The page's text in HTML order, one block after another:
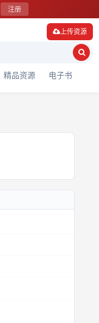
注册
精品资源 电子书
上传资源